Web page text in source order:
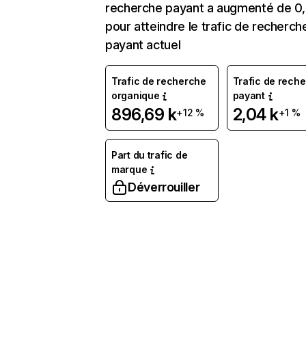
recherche payant a augmenté de
pour atteindre le trafic de
payant actuel
Trafic de recherche
organique
896,69 k+12 %
Trafic de
payant
2,04 k+1 %
Part du trafic de
marque
Déverrouiller